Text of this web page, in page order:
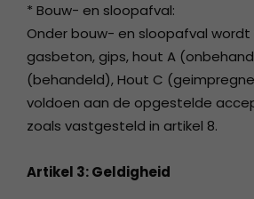
* Bouw- en sloopafval:
Onder bouw- en sloopafval
gasbeton, gips, hout A
(behandeld), Hout C
voldoen aan de opgestelde
zoals vastgesteld in artikel 8.
Artikel 3: Geldigheid